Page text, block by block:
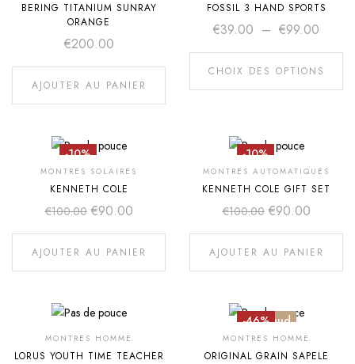
BERING TITANIUM SUNRAY
ORANGE
€200.00
AJOUTER AU PANIER
FOSSIL 3 HAND SPORTS
€39.00 – €99.00
CHOIX DES OPTIONS
-10%
MONTRES SOLAIRES
KENNETH COLE
€100.00 €90.00
AJOUTER AU PANIER
-10%
MONTRES AUTOMATIQUES
KENNETH COLE GIFT SET
€100.00 €90.00
AJOUTER AU PANIER
MONTRES HOMME
LORUS YOUTH TIME TEACHER
Chaud
-46%
MONTRES HOMME
ORIGINAL GRAIN SAPELE